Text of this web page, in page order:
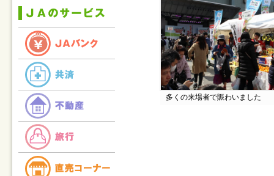
多くの来場者で賑わいました